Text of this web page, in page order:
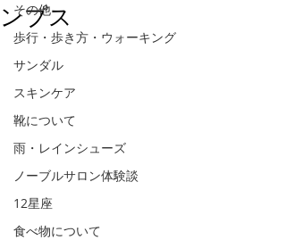
その他
歩行・歩き方・ウォーキング
サンダル
スキンケア
靴について
雨・レインシューズ
ノーブルサロン体験談
12星座
食べ物について
ンプス